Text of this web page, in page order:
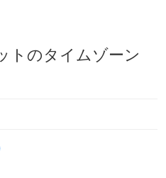
トのタイムゾーン